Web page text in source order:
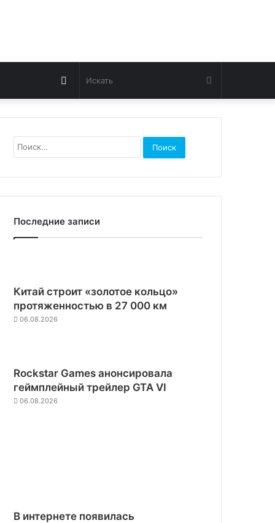
Искать
Switch
skin
Найти:
Последние записи
Китай строит «золотое кольцо»
протяженностью в 27 000 км
06.08.2026
Rockstar Games анонсировала
геймплейный трейлер GTA VI
06.08.2026
В интернете появилась